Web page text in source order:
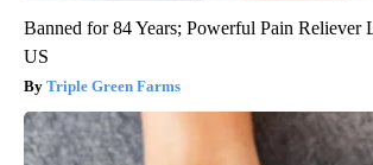
Banned for 84 Years; Powerful Pain Reliever
US
Triple Green Farms